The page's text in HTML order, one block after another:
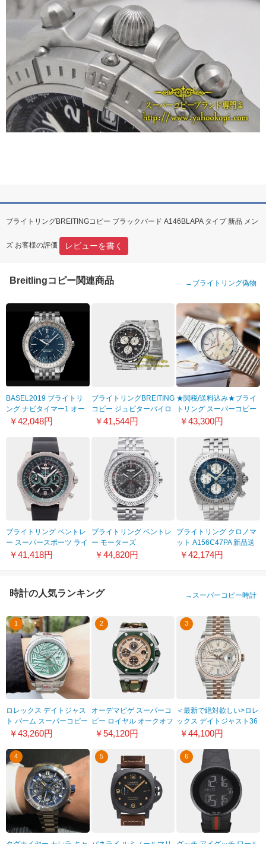
ブライトリングBREITINGコピー ブラックバード A146BLAPA タイプ 新品 メン
ズ お客様の評価 レビューを書く
Breitlingコピー関連商品 → ブライトリング偽物
BASEL2019 ブライトリ
ング ナビタイマー1 オー
トマチック 41 2色
￥42,048円
ブライトリングBREITING
コピー ジュピターパイロ
ット A59028メンズ
￥41,544円
★関税/送料込み★ブライ
トリング スーパーコピー
クロノマット32
￥43,300円
ブライトリング ベントレ
ー スーパースポーツ ライ
トボディA1635656新品
￥41,418円
ブライトリング ベントレ
ー モーターズ
Ref.A252C18SP 新品送
￥44,820円
ブライトリング クロノマ
ット A156C47PA 新品送
料無料メンズ
￥42,174円
時計の人気ランキング → スーパーコピー時計
1
ロレックス デイトジャス
ト パーム スーパーコピー
デイトジャスト36 パーム
126200
￥43,260円
2
オーデマピゲ スーパーコ
ピー ロイヤル オークオフ
ショア クロノグラフオー
26400SO.OO.A054CA.01
￥54,120円
3
＜最新で絶対欲しい>ロレ
ックス デイトジャスト36
偽物 126231
￥44,100円
4 5 6